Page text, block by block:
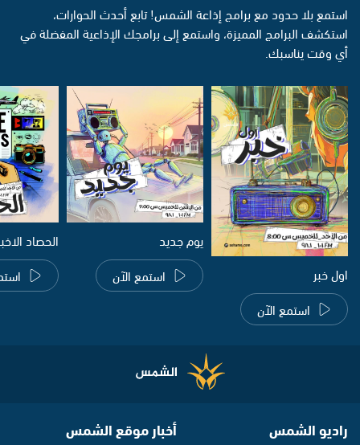
استمع بلا حدود مع برامج إذاعة الشمس! تابع أحدث الحوارات،
استكشف البرامج المميزة، واستمع إلى برامجك الإذاعية المفضلة في
أي وقت يناسبك.
اول خبر
استمع الآن
يوم جديد
استمع الآن
الحصاد
راديو الشمس أخبار موقع الشمس